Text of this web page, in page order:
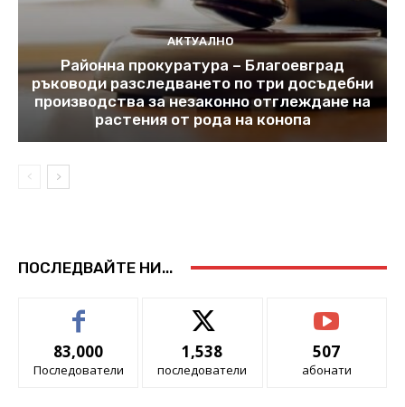
АКТУАЛНО
Районна прокуратура – Благоевград
ръководи разследването по три досъдебни
производства за незаконно отглеждане на
растения от рода на конопа
ПОСЛЕДВАЙТЕ НИ...
83,000
Последователи
1,538
последователи
507
абонати